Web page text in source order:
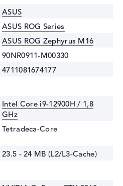
ASUS
ASUS ROG Series
ASUS ROG Zephyrus M16
90NR0911-M00330
4711081674177
Intel Core i9-12900H / 1,8
GHz
Tetradeca-Core
23.5 - 24 MB (L2/L3-Cache)